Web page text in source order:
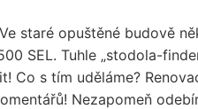
staré opuštěné budově
SEL. Tuhle „stodola-
Co s tím uděláme?
Nezapomeň